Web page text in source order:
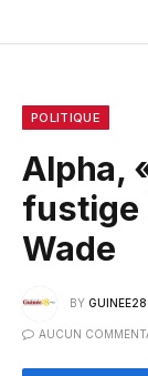
POLITIQUE
Alpha,
fustige
Wade
BY GUINEE28
AUCUN